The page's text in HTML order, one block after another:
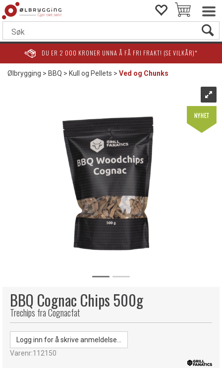
DU ER 2 000 KRONER UNNA Å FÅ FRI FRAKT! (SE VILKÅR)*
Ølbrygging>BBQ>Kull og Pellets>Ved og Chunks
BBQ Cognac Chips 500g
Trechips fra Cognacfat
Logg inn for å skrive anmeldelse...
Varenr:112150